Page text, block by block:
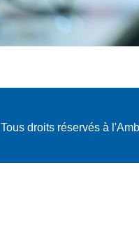
Tous droits réservés à